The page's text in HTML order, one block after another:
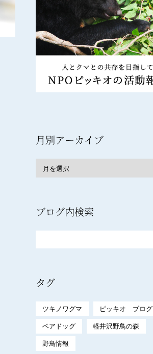
月別アーカイブ
ブログ内検索
タグ
ツキノワグマ ピッキオ ブログ
ベアドッグ 軽井沢野鳥の森
野鳥情報